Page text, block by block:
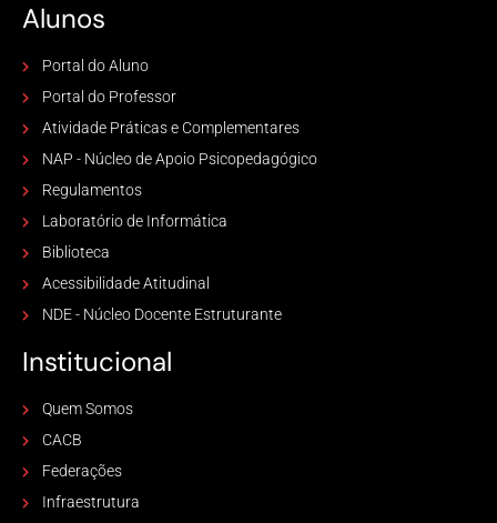
Alunos
Portal do Aluno
Portal do Professor
Atividade Práticas e Complementares
NAP - Núcleo de Apoio Psicopedagógico
Regulamentos
Laboratório de Informática
Biblioteca
Acessibilidade Atitudinal
NDE - Núcleo Docente Estruturante
Institucional
Quem Somos
CACB
Federações
Infraestrutura